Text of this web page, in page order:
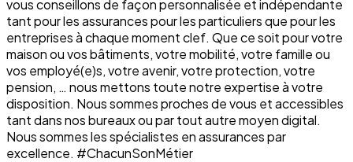
vous conseillons de façon personnalisée et indépendante
tant pour les assurances pour les particuliers que pour les
entreprises à chaque moment clef. Que ce soit pour votre
maison ou vos bâtiments, votre mobilité, votre famille ou
vos employé(e)s, votre avenir, votre protection, votre
pension, … nous mettons toute notre expertise à votre
disposition. Nous sommes proches de vous et accessibles
tant dans nos bureaux ou par tout autre moyen digital.
Nous sommes les spécialistes en assurances par
excellence. #ChacunSonMétier